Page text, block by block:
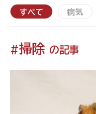
すべて 病気
#掃除 の記事